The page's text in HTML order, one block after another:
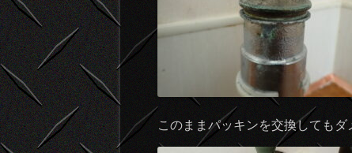
このままパッキンを交換してもダ